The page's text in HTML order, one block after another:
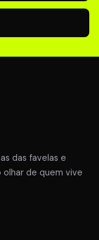
das favelas e
olhar de quem vive